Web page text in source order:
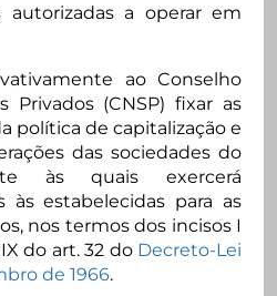
autorizadas a operar em
ao Conselho
Privados (CNSP) fixar as
política de capitalização e
das sociedades do
às quais exercerá
às estabelecidas para as
nos termos dos incisos I
do art. 32 do Decreto-Lei
de 1966.